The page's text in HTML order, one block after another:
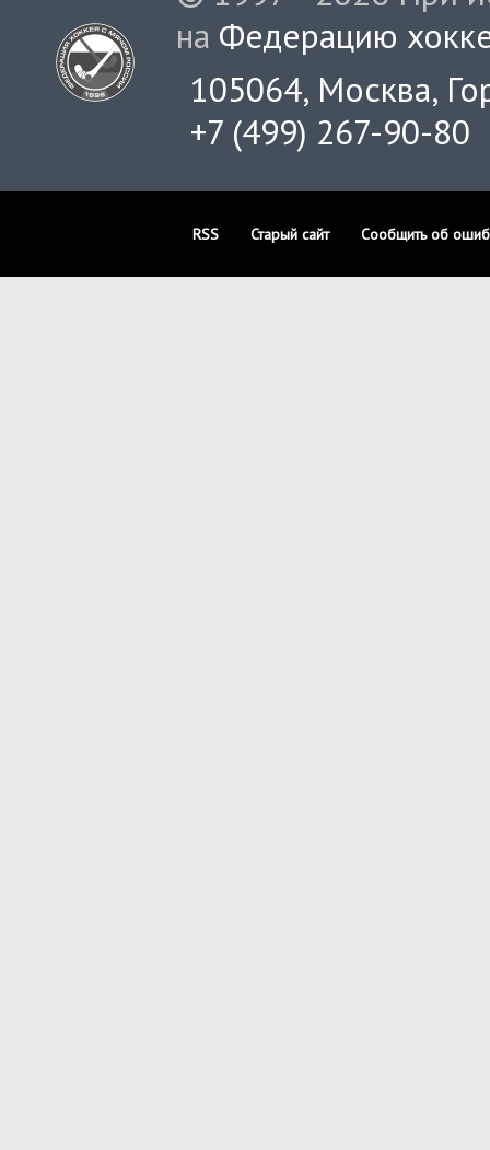
на Федерацию
105064, Москва,
+7 (499) 267-90-80
RSS Старый сайт Сообщить об